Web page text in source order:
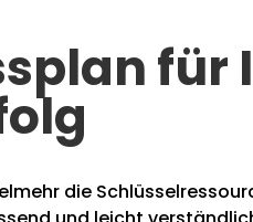
für
die